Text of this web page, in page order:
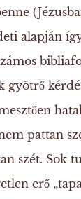
alapján
gyötrő
pattan
szét. Sok
erő